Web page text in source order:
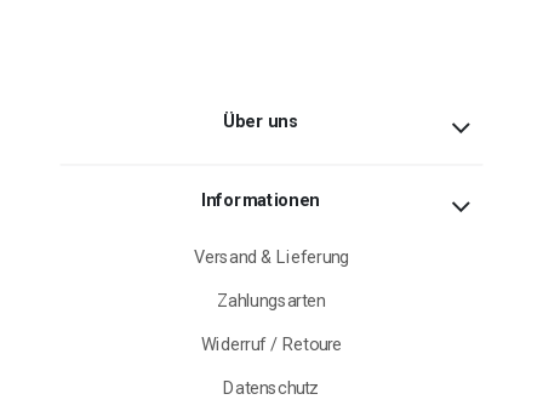
Über uns
Informationen
Versand & Lieferung
Zahlungsarten
Widerruf / Retoure
Datenschutz